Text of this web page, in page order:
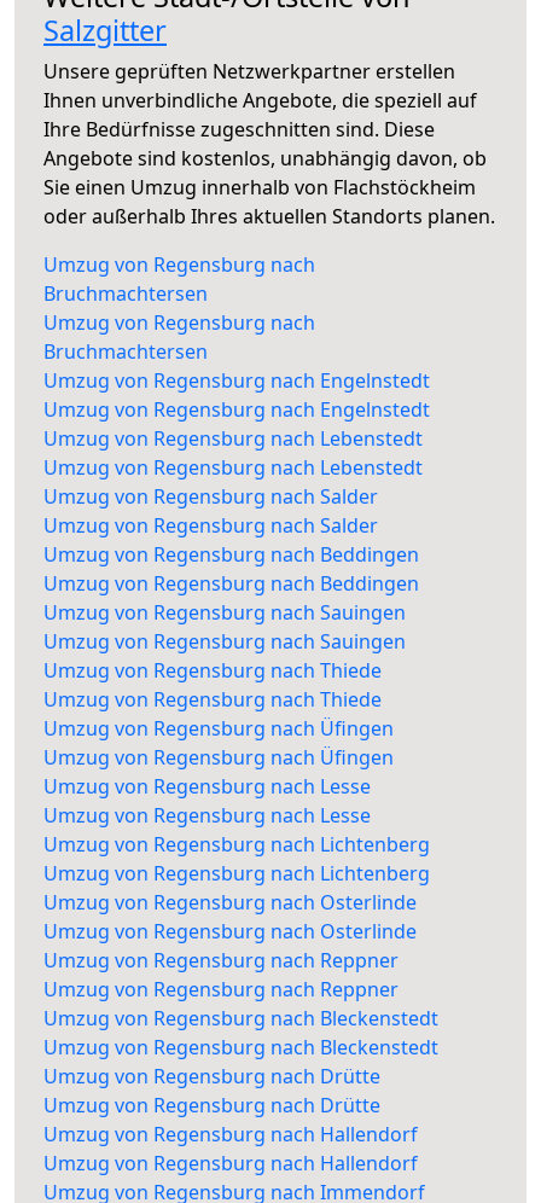
Salzgitter
Unsere geprüften Netzwerkpartner erstellen
Ihnen unverbindliche Angebote, die speziell auf
Ihre Bedürfnisse zugeschnitten sind. Diese
Angebote sind kostenlos, unabhängig davon, ob
Sie einen Umzug innerhalb von Flachstöckheim
oder außerhalb Ihres aktuellen Standorts planen.
Umzug von Regensburg nach
Bruchmachtersen
Umzug von Regensburg nach
Bruchmachtersen
Umzug von Regensburg nach Engelnstedt
Umzug von Regensburg nach Engelnstedt
Umzug von Regensburg nach Lebenstedt
Umzug von Regensburg nach Lebenstedt
Umzug von Regensburg nach Salder
Umzug von Regensburg nach Salder
Umzug von Regensburg nach Beddingen
Umzug von Regensburg nach Beddingen
Umzug von Regensburg nach Sauingen
Umzug von Regensburg nach Sauingen
Umzug von Regensburg nach Thiede
Umzug von Regensburg nach Thiede
Umzug von Regensburg nach Üfingen
Umzug von Regensburg nach Üfingen
Umzug von Regensburg nach Lesse
Umzug von Regensburg nach Lesse
Umzug von Regensburg nach Lichtenberg
Umzug von Regensburg nach Lichtenberg
Umzug von Regensburg nach Osterlinde
Umzug von Regensburg nach Osterlinde
Umzug von Regensburg nach Reppner
Umzug von Regensburg nach Reppner
Umzug von Regensburg nach Bleckenstedt
Umzug von Regensburg nach Bleckenstedt
Umzug von Regensburg nach Drütte
Umzug von Regensburg nach Drütte
Umzug von Regensburg nach Hallendorf
Umzug von Regensburg nach Hallendorf
Umzug von Regensburg nach Immendorf